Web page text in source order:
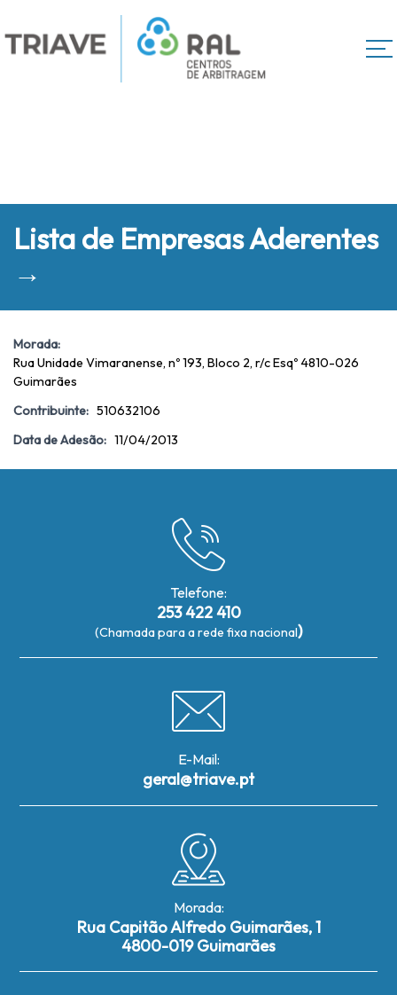
Lista de Empresas Aderentes
→
Morada:
Rua Unidade Vimaranense, nº 193, Bloco 2, r/c Esqº 4810-026
Guimarães
Contribuinte: 510632106
Data de Adesão: 11/04/2013
Telefone:
253 422 410
(Chamada para a rede fixa nacional)
E-Mail:
geral@triave.pt
Morada:
Rua Capitão Alfredo Guimarães, 1
4800-019 Guimarães